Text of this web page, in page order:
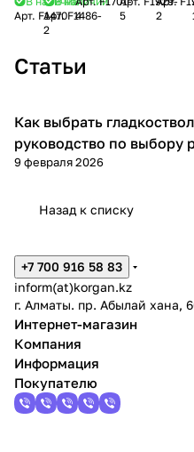
пуля
Арт. F1470
T3
20/70
28г.
Арт.F1486-
2
(20/70)
(3,2мм)
4
(26г)
5
(26г)
2
Статьи
Советы покупателям
Как выбрать
руководство по выбору
9 февраля 2026
Назад к списку
+7 700 916 58 83
inform(at)korgan.kz
г. Алматы. пр. Абылай хана,
Интернет-магазин
Компания
Информация
Покупателю